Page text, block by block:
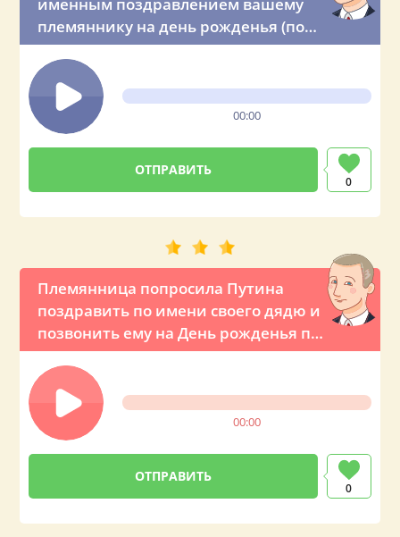
племяннику на день рожденья (по
просьбе тёти)
00:00
0
Племянница попросила Путина
поздравить по имени своего дядю и
позвонить ему на День рожденья по
телефону
00:00
0